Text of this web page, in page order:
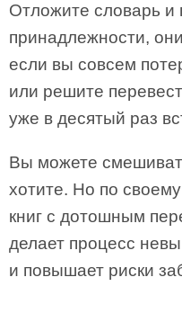
Отложите словарь и
принадлежности,
если вы совсем
или решите
уже в десятый раз
Вы можете
хотите. Но по
книг с дотошным
делает процесс
и повышает риски